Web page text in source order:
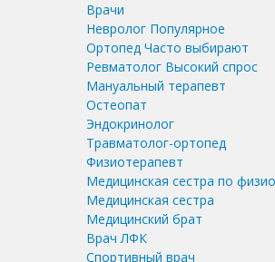
Врачи
Невролог Популярное
Ортопед Часто выбирают
Ревматолог Высокий спрос
Мануальный терапевт
Остеопат
Эндокринолог
Травматолог-ортопед
Физиотерапевт
Медицинская сестра по
Медицинская сестра
Медицинский брат
Врач ЛФК
Спортивный врач